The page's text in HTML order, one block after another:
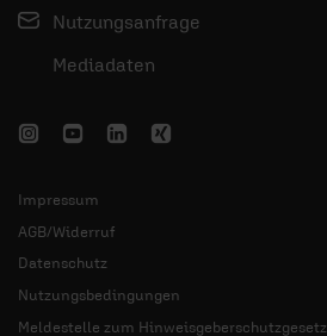
Nutzungsanfrage
Mediadaten
Impressum
AGB/Widerruf
Datenschutz
Nutzungsbedingungen
Meldestelle zum Hinweisgeberschutzgesetz